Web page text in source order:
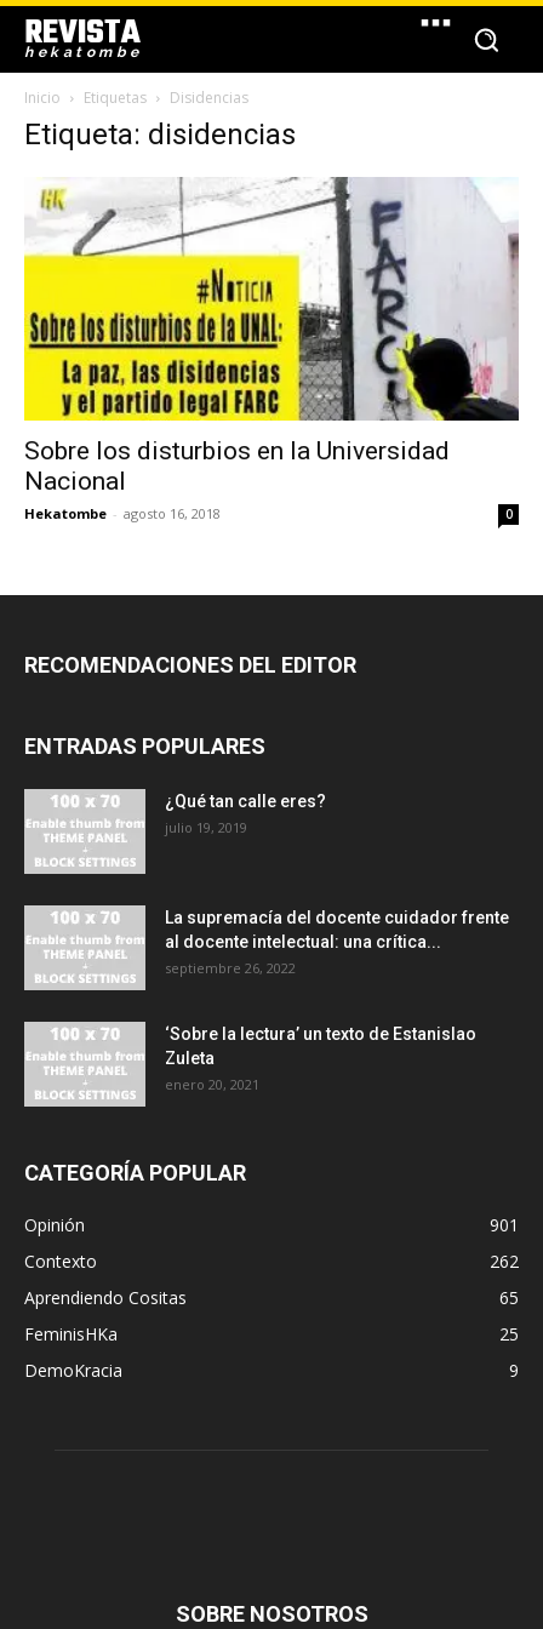
REVISTA
hekatombe
Inicio Etiquetas Disidencias
Etiqueta: disidencias
Sobre los disturbios en la Universidad
Nacional
Hekatombe - agosto 16, 2018 0
RECOMENDACIONES DEL EDITOR
ENTRADAS POPULARES
¿Qué tan calle eres?
julio 19, 2019
La supremacía del docente cuidador frente
al docente intelectual: una crítica...
septiembre 26, 2022
‘Sobre la lectura’ un texto de Estanislao
Zuleta
enero 20, 2021
CATEGORÍA POPULAR
Opinión
901
Contexto
262
Aprendiendo Cositas
65
FeminisHKa
25
DemoKracia
9
SOBRE NOSOTROS